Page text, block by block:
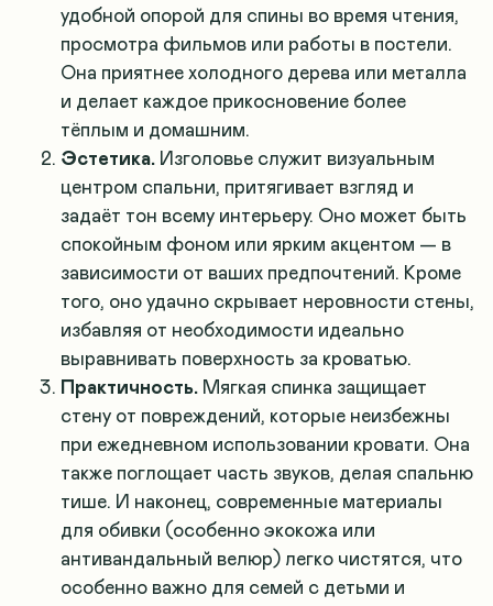
удобной опорой для спины во время чтения,
просмотра фильмов или работы в постели.
Она приятнее холодного дерева или металла
и делает каждое прикосновение более
тёплым и домашним.
Эстетика. Изголовье служит визуальным
центром спальни, притягивает взгляд и
задаёт тон всему интерьеру. Оно может быть
спокойным фоном или ярким акцентом — в
зависимости от ваших предпочтений. Кроме
того, оно удачно скрывает неровности стены,
избавляя от необходимости идеально
выравнивать поверхность за кроватью.
Практичность. Мягкая спинка защищает
стену от повреждений, которые неизбежны
при ежедневном использовании кровати. Она
также поглощает часть звуков, делая спальню
тише. И наконец, современные материалы
для обивки (особенно экокожа или
антивандальный велюр) легко чистятся, что
особенно важно для семей с детьми и